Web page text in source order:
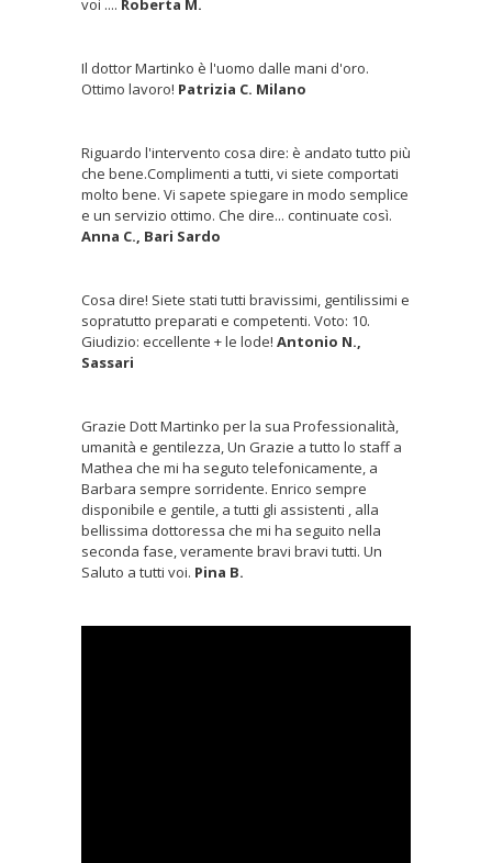
voi .... Roberta M.
Il dottor Martinko è l'uomo dalle mani d'oro.
Ottimo lavoro! Patrizia C. Milano
Riguardo l'intervento cosa dire: è andato tutto più
che bene.Complimenti a tutti, vi siete comportati
molto bene. Vi sapete spiegare in modo semplice
e un servizio ottimo. Che dire... continuate così.
Anna C., Bari Sardo
Cosa dire! Siete stati tutti bravissimi, gentilissimi e
sopratutto preparati e competenti. Voto: 10.
Giudizio: eccellente + le lode! Antonio N.,
Sassari
Grazie Dott Martinko per la sua Professionalità,
umanità e gentilezza, Un Grazie a tutto lo staff a
Mathea che mi ha seguto telefonicamente, a
Barbara sempre sorridente. Enrico sempre
disponibile e gentile, a tutti gli assistenti , alla
bellissima dottoressa che mi ha seguito nella
seconda fase, veramente bravi bravi tutti. Un
Saluto a tutti voi. Pina B.